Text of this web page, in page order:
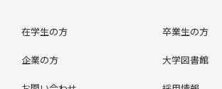
在学生の方 卒業生の方
企業の方 大学図書館